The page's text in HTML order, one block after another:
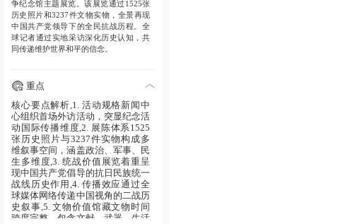
争纪念馆主题展览。该展览通过1525张
历史照片和3237件文物实物，全景再现
中国共产党领导下的全民抗战历程。全
球记者通过实地采访深化历史认知，共
同传递维护世界和平的信念。
重点
核心要点解析,1. 活动规格新闻中
心组织首场外访活动，突显纪念活
动国际传播维度,2. 展陈体系1525
张历史照片与3237件实物构成多
维叙事空间，涵盖政治、军事、民
生多维度,3. 统战价值展览着重呈
现中国共产党倡导的抗日民族统一
战线历史作用,4. 传播效应通过全
球媒体网络传递中国视角的二战历
史叙事,5. 文物价值馆藏文物时间
跨度完整，包含文献、武器、生活